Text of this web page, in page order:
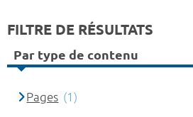
FILTRE DE RÉSULTATS
Par type de contenu
Pages (1)